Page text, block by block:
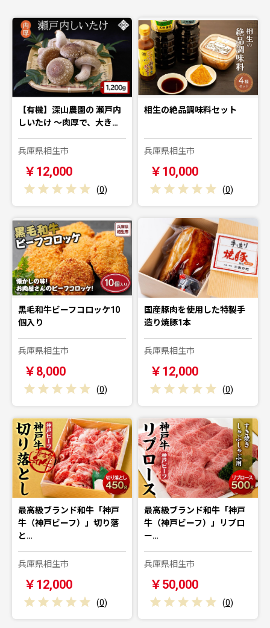
【有機】深山農園の 瀬戸内
しいたけ ～肉厚で、大き…
兵庫県相生市
￥12,000
(0)
相生の絶品調味料セット
兵庫県相生市
￥10,000
(0)
黒毛和牛ビーフコロッケ10
個入り
兵庫県相生市
￥8,000
(0)
国産豚肉を使用した特製手
造り焼豚1本
兵庫県相生市
￥12,000
(0)
最高級ブランド和牛「神戸
牛（神戸ビーフ）」切り落
と…
兵庫県相生市
￥12,000
(0)
最高級ブランド和牛「神戸
牛（神戸ビーフ）」リブロ
ー…
兵庫県相生市
￥50,000
(0)